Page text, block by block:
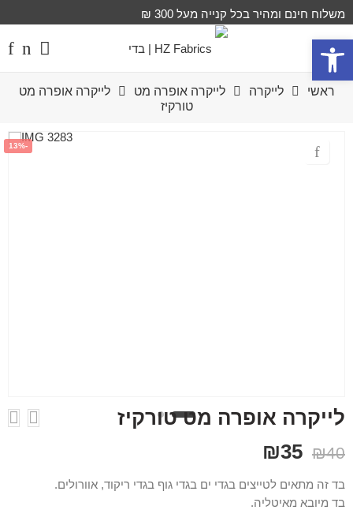
פתח סרגל נגישות
משלוח חינם ומהיר בכל קנייה מעל 300 ₪
ראשי לייקרה לייקרה אופרה מט
לייקרה אופרה מט
טורקיז
-13%
לייקרה אופרה מט טורקיז
₪40
₪35
בד זה מתאים לטייצים בגדי ים בגדי גוף בגדי ריקוד, אוורולים.
בד מיובא מאיטליה.